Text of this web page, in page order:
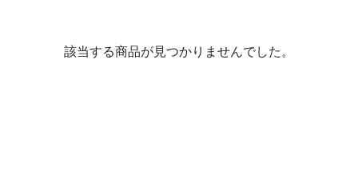
該当する商品が見つかりませんでした。